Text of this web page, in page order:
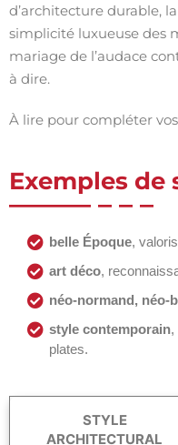
d’architecture durable,
simplicité luxueuse des
mariage de l’audace
à dire.
À lire pour compléter
Exemples
belle Époque,
art déco,
néo-normand, néo-
style contemporain,
plates.
STYLE
ARCHITECTURAL